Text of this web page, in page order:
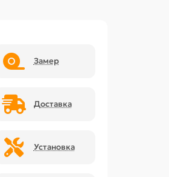
Замер
Доставка
Установка